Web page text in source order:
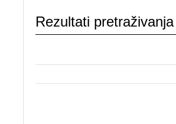
Rezultati pretraživanja